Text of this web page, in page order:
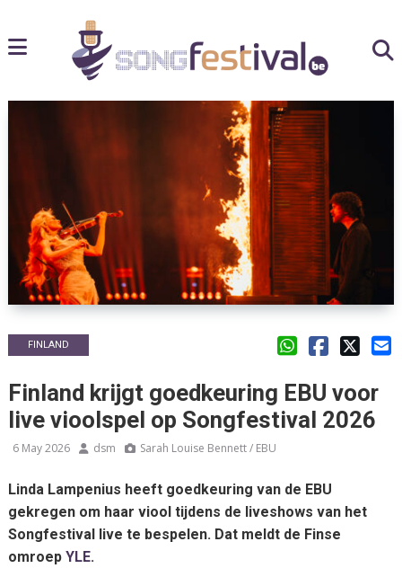
FINLAND
Finland krijgt goedkeuring EBU voor
live vioolspel op Songfestival 2026
6 May 2026 dsm Sarah Louise Bennett / EBU
Linda Lampenius heeft goedkeuring van de EBU
gekregen om haar viool tijdens de liveshows van het
Songfestival live te bespelen. Dat meldt de Finse
omroep YLE.